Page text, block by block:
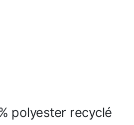
polyester recyclé